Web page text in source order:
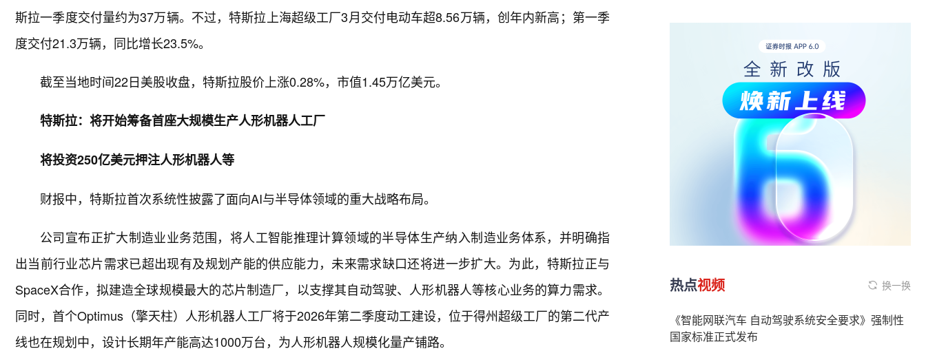
斯拉一季度交付量约为37万辆。不过，特斯拉上海超级工厂3月交付电动车超8.56万辆，创年内新高；第一季
度交付21.3万辆，同比增长23.5%。
截至当地时间22日美股收盘，特斯拉股价上涨0.28%，市值1.45万亿美元。
特斯拉：将开始筹备首座大规模生产人形机器人工厂
将投资250亿美元押注人形机器人等
财报中，特斯拉首次系统性披露了面向AI与半导体领域的重大战略布局。
公司宣布正扩大制造业业务范围，将人工智能推理计算领域的半导体生产纳入制造业务体系，并明确指
出当前行业芯片需求已超出现有及规划产能的供应能力，未来需求缺口还将进一步扩大。为此，特斯拉正与
SpaceX合作，拟建造全球规模最大的芯片制造厂，以支撑其自动驾驶、人形机器人等核心业务的算力需求。
同时，首个Optimus（擎天柱）人形机器人工厂将于2026年第二季度动工建设，位于得州超级工厂的第二代产
线也在规划中，设计长期年产能高达1000万台，为人形机器人规模化量产铺路。
热点视频 换一换
《智能网联汽车 自动驾驶系统安全要求》强制性
国家标准正式发布